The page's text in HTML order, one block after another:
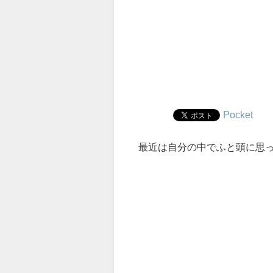
Pocket
最近は自分の中でふと頭に思